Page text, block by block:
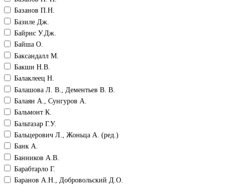
Базанов П.Н.
Базиле Дж.
Байрнс У.Дж.
Байша О.
Баксандалл М.
Бакши Н.В.
Балаклеец Н.
Балашова Л. В., Дементьев В. В.
Балаян А., Сунгуров А.
Бальмонт К.
Бальтазар Г.У.
Бальцерович Л., Жоньца А. (ред.)
Банк А.
Банников А.В.
Барабтарло Г.
Баранов А.Н., Добровольский Д.О.